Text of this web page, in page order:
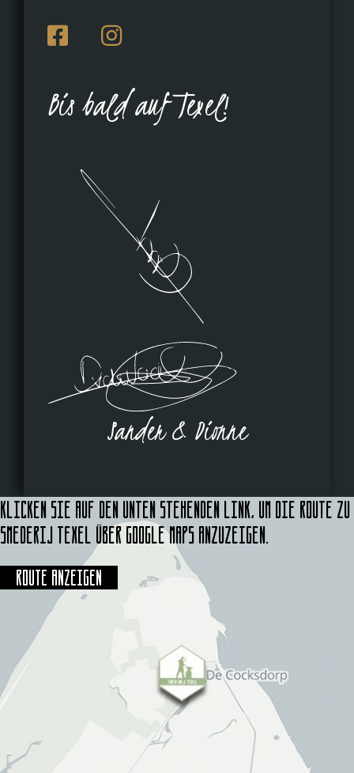
Bis bald auf Texel!
Sander & Dionne
Klicken Sie auf den unten stehenden Link, um die Route zu
Smederij Texel über Google Maps anzuzeigen.
Route anzeigen